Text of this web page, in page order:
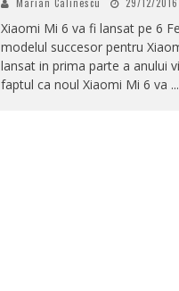
Xiaomi Mi 6 va fi lansat pe 6
modelul succesor pentru
lansat in prima parte a anului
faptul ca noul Xiaomi Mi 6 va ...